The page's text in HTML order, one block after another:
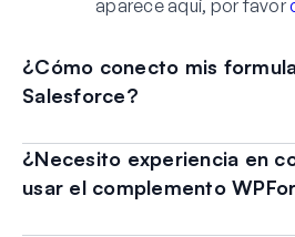
aparece aquí, por favor
¿Cómo conecto mis
Salesforce?
¿Necesito experiencia en
usar el complemento